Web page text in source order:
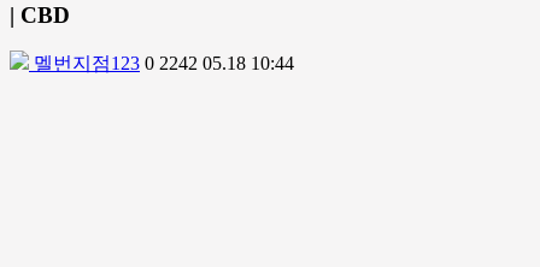
| CBD
멜번지점123 0 2242 05.18 10:44